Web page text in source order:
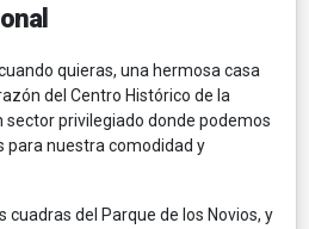
quieras, una hermosa casa
del Centro Histórico de la
sector privilegiado donde podemos
para nuestra comodidad y
cuadras del Parque de los Novios, y